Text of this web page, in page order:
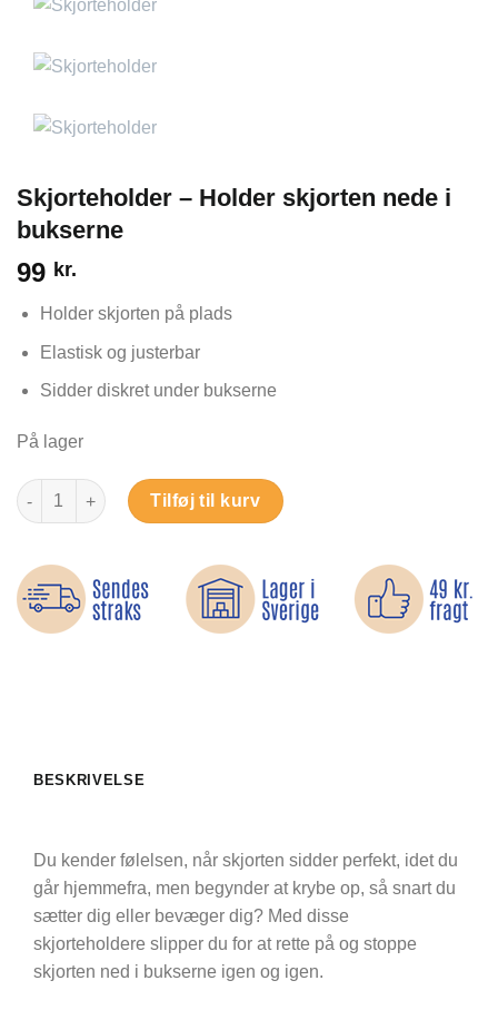
Skjorteholder – Holder skjorten nede i
bukserne
99 kr.
Holder skjorten på plads
Elastisk og justerbar
Sidder diskret under bukserne
På lager
Skjorteholder – Holder skjorten nede i bukserne antal
Tilføj til kurv
BESKRIVELSE
Du kender følelsen, når skjorten sidder perfekt, idet du
går hjemmefra, men begynder at krybe op, så snart du
sætter dig eller bevæger dig? Med disse
skjorteholdere slipper du for at rette på og stoppe
skjorten ned i bukserne igen og igen.